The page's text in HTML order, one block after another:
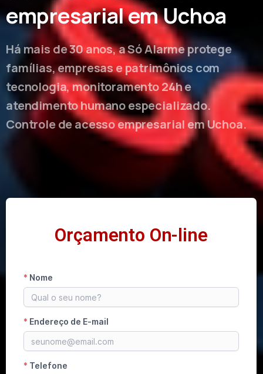
empresarial em Uchoa
Há mais de 30 anos, a Só Alarme protege
famílias, empresas e patrimônios com
tecnologia, monitoramento 24h e
atendimento humano especializado.
Controle de acesso empresarial em Uchoa.
Orçamento On-line